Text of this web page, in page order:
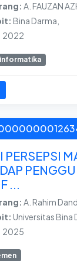
A. FAUZAN
Bina Darma,
2022
PERSEPSI
...
A. Rahim
Universitas Bina
2025